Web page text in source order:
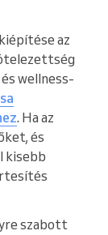
az
wellness-
. Ha az
és
kisebb
szabott